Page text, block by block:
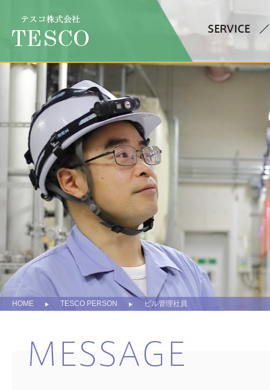
HOME TESCO PERSON ビル管理社員